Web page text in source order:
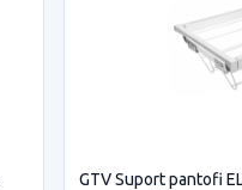
GTV Suport pantofi